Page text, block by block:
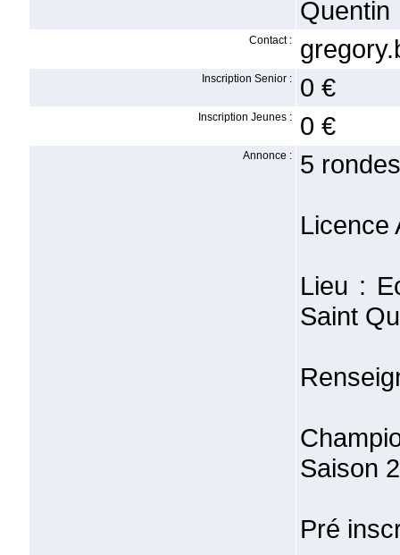
Quentin
Contact :
Inscription Senior : 0 €
Inscription Jeunes : 0 €
Annonce : 5
Licence
Lieu :
Saint
Saison
Pré